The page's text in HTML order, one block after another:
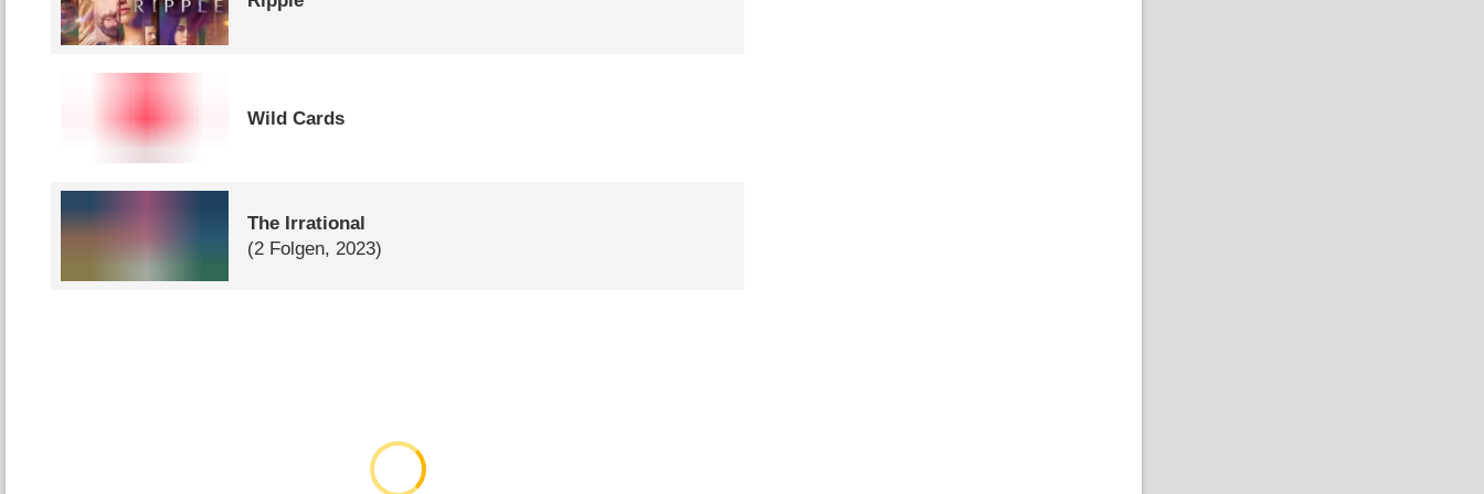
Wild Cards
The Irrational
(2 Folgen, 2023)